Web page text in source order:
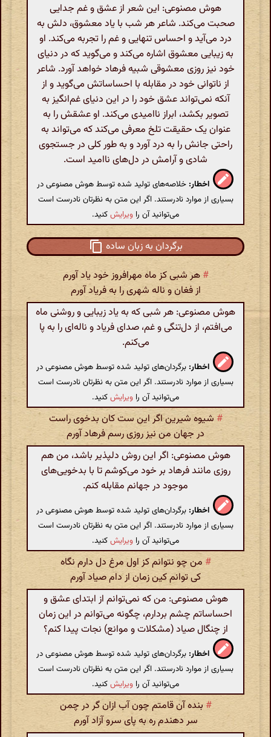
هوش مصنوعی: این شعر از عشق و غم جدایی
صحبت می‌کند. شاعر هر شب با یاد معشوق، دلش به
درد می‌آید و احساس تنهایی و غم را تجربه می‌کند. او
به زیبایی معشوق اشاره می‌کند و می‌گوید که در دنیای
خود نیز روزی معشوقی شبیه فرهاد خواهد آورد. شاعر
از ناتوانی خود در مقابله با احساساتش می‌گوید و از
آنکه نمی‌تواند عشق خود را در این دنیای غم‌انگیز به
تصویر بکشد، ابراز ناامیدی می‌کند. او عشقش را به
عنوان یک حقیقت تلخ معرفی می‌کند که می‌تواند به
راحتی جانش را به درد آورد و به طور کلی در جستجوی
شادی و آرامش در دل‌های ناامید است.
اخطار: خلاصه‌های تولید شده توسط هوش مصنوعی در
بسیاری از موارد نادرستند. اگر این متن به نظرتان نادرست است
می‌توانید آن را ویرایشکنید.
برگردان به زبان ساده
# هر شبی کز ماه مهرافروز خود یاد آورم
از فغان و ناله شهری را به فریاد آورم
هوش مصنوعی: هر شبی که به یاد زیبایی و روشنی ماه
می‌افتم، از دل‌تنگی و غم، صدای فریاد و ناله‌ای را به پا
می‌کنم.
اخطار: برگردان‌های تولید شده توسط هوش مصنوعی در
بسیاری از موارد نادرستند. اگر این متن به نظرتان نادرست است
می‌توانید آن را ویرایشکنید.
# شیوه شیرین اگر این ست کان بدخوی راست
در جهان من نیز روزی رسم فرهاد آورم
هوش مصنوعی: اگر این روش دلپذیر باشد، من هم
روزی مانند فرهاد بر خود می‌کوشم تا با بدخویی‌های
موجود در جهانم مقابله کنم.
اخطار: برگردان‌های تولید شده توسط هوش مصنوعی در
بسیاری از موارد نادرستند. اگر این متن به نظرتان نادرست است
می‌توانید آن را ویرایشکنید.
# من چو نتوانم کز اول مرغ دل دارم نگاه
کی توانم کین زمان از دام صیاد آورم
هوش مصنوعی: من که نمی‌توانم از ابتدای عشق و
احساساتم چشم بردارم، چگونه می‌توانم در این زمان
از چنگال صیاد (مشکلات و موانع) نجات پیدا کنم؟
اخطار: برگردان‌های تولید شده توسط هوش مصنوعی در
بسیاری از موارد نادرستند. اگر این متن به نظرتان نادرست است
می‌توانید آن را ویرایشکنید.
# بنده آن قامتم چون آب ازان گر در چمن
سر دهندم ره به پای سرو آزاد آورم